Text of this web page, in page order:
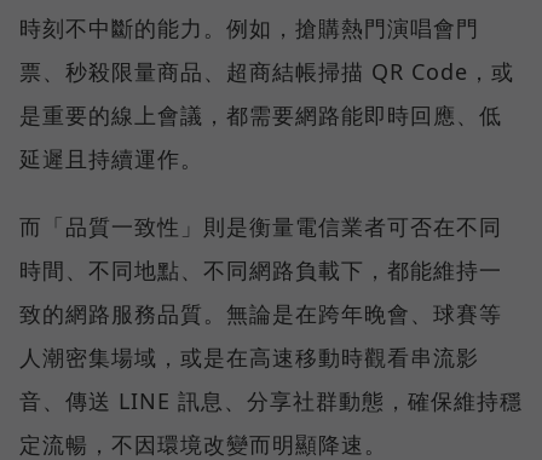
時刻不中斷的能力。例如，搶購熱門演唱會門
票、秒殺限量商品、超商結帳掃描 QR Code，或
是重要的線上會議，都需要網路能即時回應、低
延遲且持續運作。
而「品質一致性」則是衡量電信業者可否在不同
時間、不同地點、不同網路負載下，都能維持一
致的網路服務品質。無論是在跨年晚會、球賽等
人潮密集場域，或是在高速移動時觀看串流影
音、傳送 LINE 訊息、分享社群動態，確保維持穩
定流暢，不因環境改變而明顯降速。